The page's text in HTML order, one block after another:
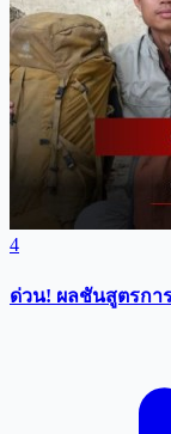
4
ด่วน! ผลชันสูตรกา